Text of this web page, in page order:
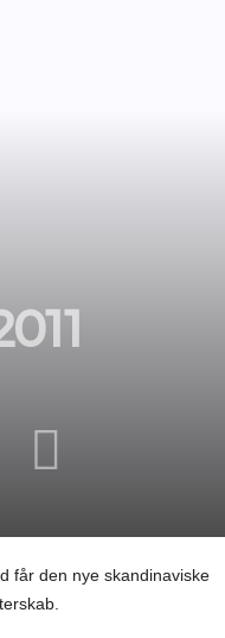
får den nye skandinaviske